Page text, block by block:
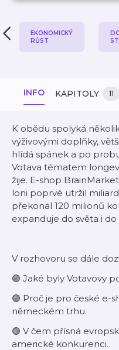
EKONOMICKÝ
RŮST
INFO KAPITOLY 11
K obědu spolyká
výživovými doplňky,
hlídá spánek a po
Votava tématem
žije. E-shop
loni poprvé utržil
překonal 120 milionů
expanduje do světa i
V rozhovoru se dále
🟢 Jaké byly Votavovy
🟢 Proč je pro české e-
německém trhu.
🟢 V čem přísná
americké konkurenci.